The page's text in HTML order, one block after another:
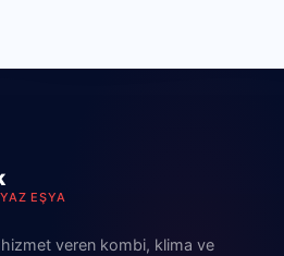
EŞYA
hizmet veren kombi, klima ve